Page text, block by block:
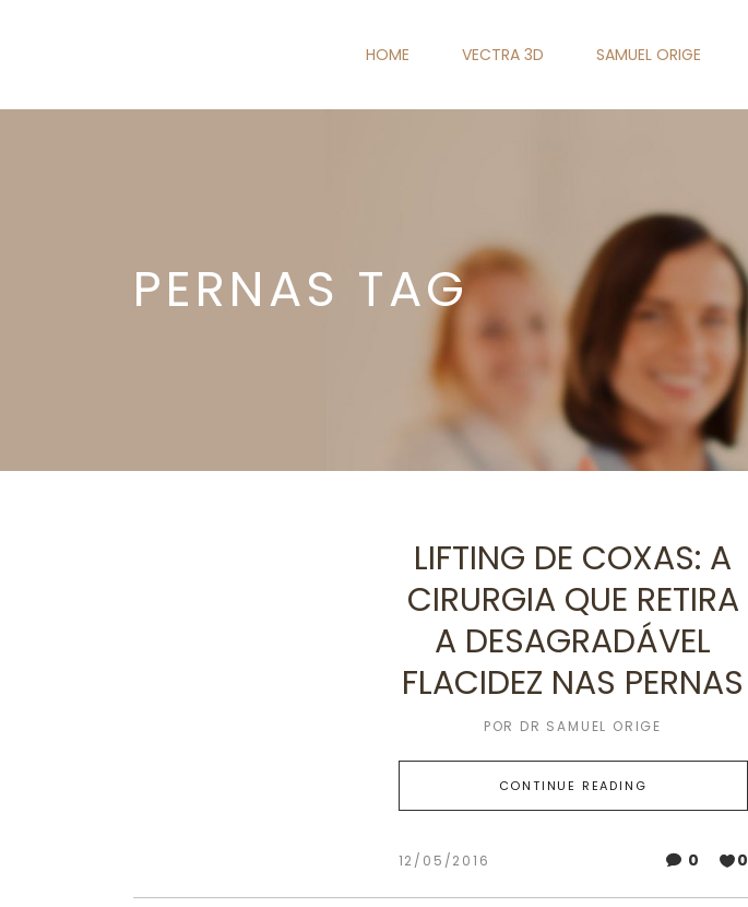
HOME VECTRA 3D SAMUEL ORIGE
PERNAS TAG
LIFTING DE COXAS: A
CIRURGIA QUE RETIRA
A DESAGRADÁVEL
FLACIDEZ NAS PERNAS
POR DR SAMUEL ORIGE
CONTINUE READING
12/05/2016 0 0